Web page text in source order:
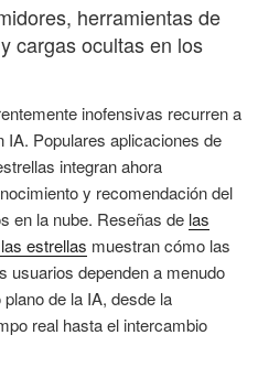
herramientas de
cargas ocultas en los
inofensivas recurren a
Populares aplicaciones de
integran ahora
y recomendación del
en la nube. Reseñas de las
estrellas muestran cómo las
usuarios dependen a menudo
de la IA, desde la
real hasta el intercambio